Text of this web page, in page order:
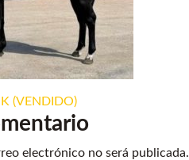
(VENDIDO)
electrónico no será publicada.